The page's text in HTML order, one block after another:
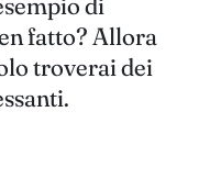
fatto? Allora
troverai dei